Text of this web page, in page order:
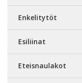
Enkelitytöt
Esiliinat
Eteisnaulakot